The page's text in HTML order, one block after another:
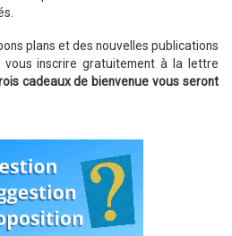
plans et des nouvelles publications
vous inscrire gratuitement à la lettre
cadeaux de bienvenue vous seront